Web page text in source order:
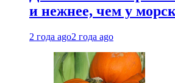
и нежнее, чем у
2 года ago2 года ago